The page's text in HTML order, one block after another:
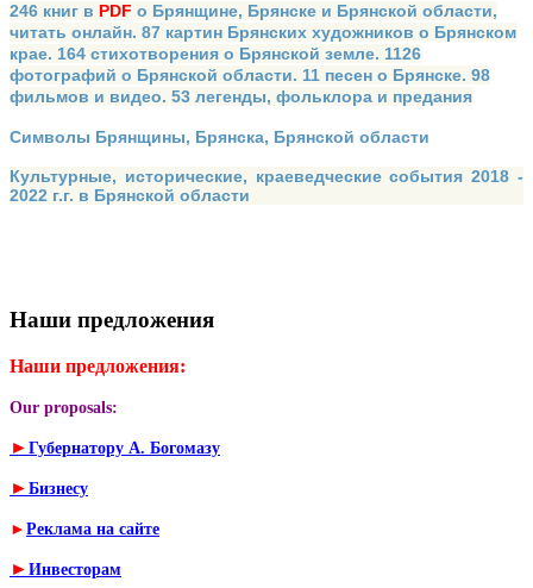
246 книг в PDF о Брянщине, Брянске и Брянской области,
читать онлайн. 87 картин Брянских художников о Брянском
крае. 164 стихотворения о Брянской земле. 1126
фотографий о Брянской области. 11 песен о Брянске. 98
фильмов и видео. 53 легенды, фольклора и предания
Символы Брянщины, Брянска, Брянской области
Культурные, исторические, краеведческие события 2018 -
2022 г.г. в Брянской области
Наши предложения
Наши предложения:
Our proposals:
► Губернатору А. Богомазу
► Бизнесу
► Реклама на сайте
► Инвесторам